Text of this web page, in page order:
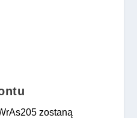
zostaną